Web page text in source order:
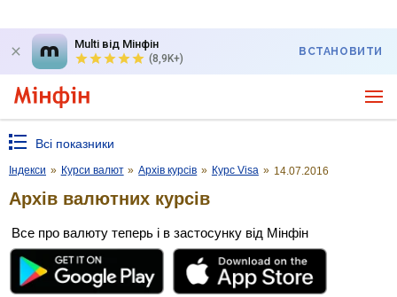
Multi від Мінфін
(8,9K+)
ВСТАНОВИТИ
Всі показники
Індекси » Курси валют » Архів курсів » Курс Visa » 14.07.2016
Архів валютних курсів
Все про валюту теперь і в застосунку від Мінфін